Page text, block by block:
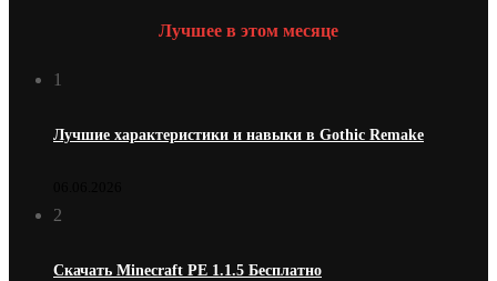
Лучшее в этом месяце
1
Лучшие характеристики и навыки в Gothic Remake
2
Скачать Minecraft PE 1.1.5 Бесплатно